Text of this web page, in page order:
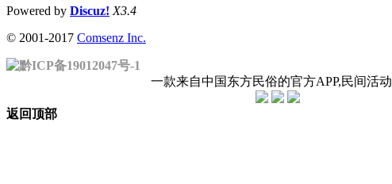
Powered by Discuz! X3.4
© 2001-2017 Comsenz Inc.
黔ICP备19012047号-1
一款来自中国东方民俗的官方APP,民间活
返回顶部